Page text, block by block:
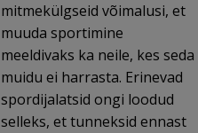
mitmekülgseid võimalusi, et
muuda sportimine
meeldivaks ka neile, kes seda
muidu ei harrasta. Erinevad
spordijalatsid ongi loodud
selleks, et tunneksid ennast